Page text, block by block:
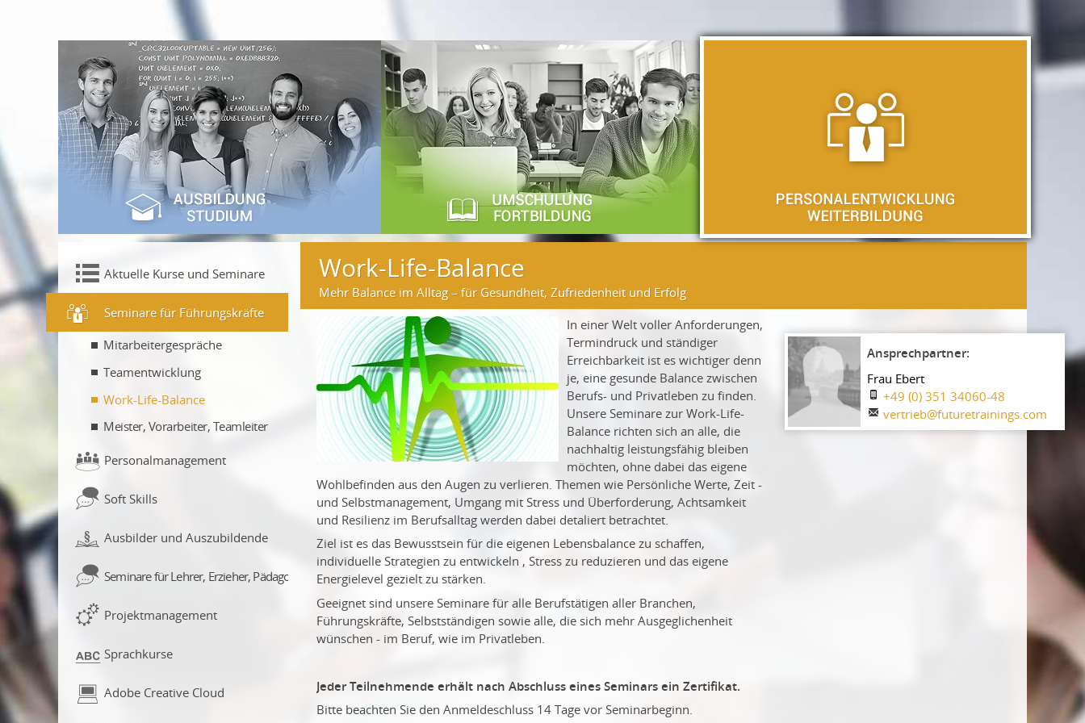
Aktuelle Kurse und Seminare
Seminare für Führungskräfte
Mitarbeitergespräche
Teamentwicklung
Work-Life-Balance
Meister, Vorarbeiter, Teamleiter
Personalmanagement
Soft Skills
Ausbilder und Auszubildende
Seminare für Lehrer, Erzieher, Pädagogen
Projektmanagement
Sprachkurse
Adobe Creative Cloud
Work-Life-Balance
Mehr Balance im Alltag – für Gesundheit, Zufriedenheit und Erfolg
In einer Welt voller Anforderungen,
Termindruck und ständiger
Erreichbarkeit ist es wichtiger denn
je, eine gesunde Balance zwischen
Berufs- und Privatleben zu finden.
Unsere Seminare zur Work-Life-
Balance richten sich an alle, die
nachhaltig leistungsfähig bleiben
möchten, ohne dabei das eigene
Wohlbefinden aus den Augen zu verlieren. Themen wie Persönliche Werte, Zeit -
und Selbstmanagement, Umgang mit Stress und Überforderung, Achtsamkeit
und Resilienz im Berufsalltag werden dabei detaliert betrachtet.
Ziel ist es das Bewusstsein für die eigenen Lebensbalance zu schaffen,
individuelle Strategien zu entwickeln , Stress zu reduzieren und das eigene
Energielevel gezielt zu stärken.
Geeignet sind unsere Seminare für alle Berufstätigen aller Branchen,
Führungskräfte, Selbstständigen sowie alle, die sich mehr Ausgeglichenheit
wünschen - im Beruf, wie im Privatleben.
Jeder Teilnehmende erhält nach Abschluss eines Seminars ein Zertifikat.
Bitte beachten Sie den Anmeldeschluss 14 Tage vor Seminarbeginn.
Frau Ebert
+49 (0) 351 34060-48
vertrieb@futuretrainings.com